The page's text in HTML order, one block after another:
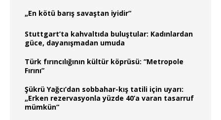
„En kötü barış savaştan iyidir“
Stuttgart’ta kahvaltıda buluştular: Kadınlardan
güce, dayanışmadan umuda
Türk fırıncılığının kültür köprüsü: “Metropole
Fırını”
Şükrü Yağcı’dan sobbahar-kış tatili için uyarı:
„Erken rezervasyonla yüzde 40’a varan tasarruf
mümkün“